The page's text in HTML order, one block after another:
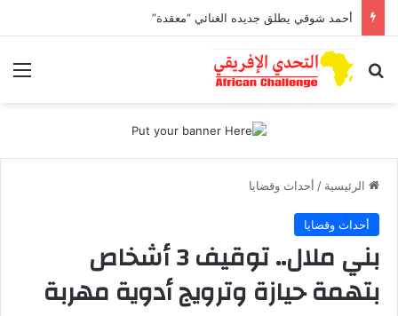
أحمد شوقي يطلق جديده الغنائي “معقدة”
بحث عن
الرئيسية / أحداث وقضايا
أحداث وقضايا
بني ملال.. توقيف 3 أشخاص
بتهمة حيازة وترويج أدوية مهربة